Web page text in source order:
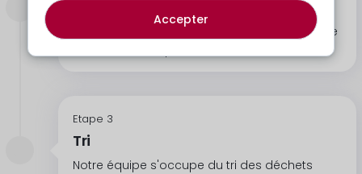
Notre équipe s'occupe du remplacement et
de la vidange du compacteur monobloc une
Etape 3
Tri
Notre équipe s'occupe du tri des déchets
Accepter